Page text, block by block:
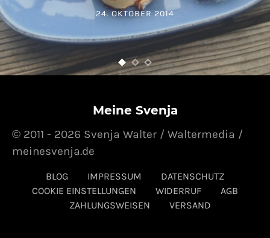
POSTED ON
24. OKTOBER 2014
Meine Svenja
BLOG IMPRESSUM
DATENSCHUTZ
COOKIE EINSTELLUNGEN
WIDERRUF
AGB
ZAHLUNGSWEISEN
VERSAND
© 2011 - 2026 Svenja Walter / Waltermedia /
meinesvenja.de